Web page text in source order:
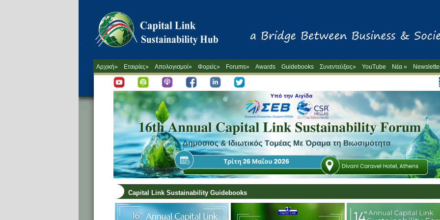
Αρχική» Εταιρίες» Απολογισμοί» Φορείς» Forums» Awards Guidebooks Συνεντεύξεις» YouTube
Νέα »
-->
Capital Link Sustainability Guidebooks